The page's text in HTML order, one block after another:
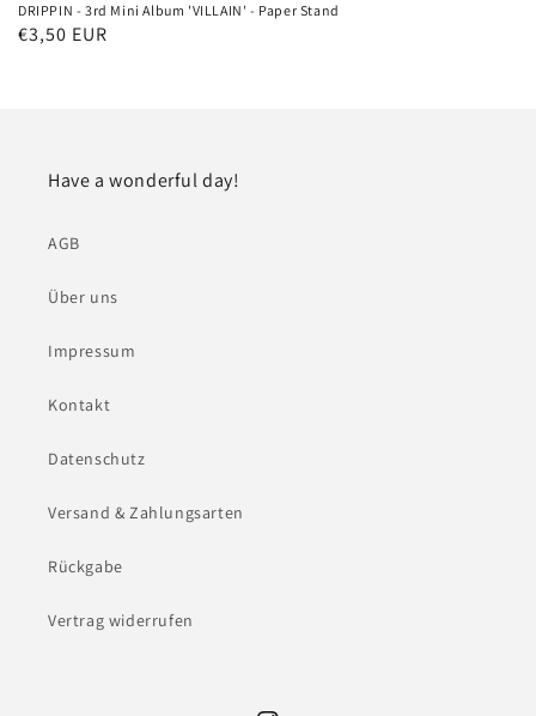
DRIPPIN - 3rd Mini Album 'VILLAIN' - Paper Stand
Normaler
€3,50 EUR
Have a wonderful day!
AGB
Über uns
Impressum
Kontakt
Datenschutz
Versand & Zahlungsarten
Rückgabe
Vertrag widerrufen